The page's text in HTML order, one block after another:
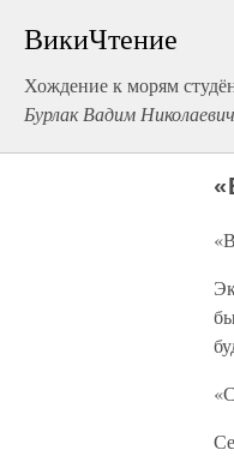
ВикиЧтение
Хождение к морям
Бурлак Вадим Николаевич